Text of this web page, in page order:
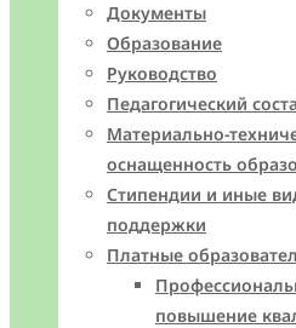
Документы
Образование
Руководство
Педагогический
Материально-
оснащенность
Стипендии и иные
поддержки
Платные
повышение